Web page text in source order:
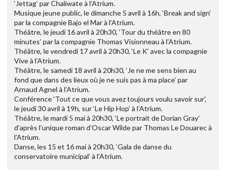
‘Jettag’ par Chaliwate à l’Atrium.
Musique jeune public, le dimanche 5 avril à 16h, ‘Break and sign’
par la compagnie Bajo el Mar à l’Atrium.
Théâtre, le jeudi 16 avril à 20h30, ‘Tour du théâtre en 80
minutes’ par la compagnie Thomas Visionneau à l’Atrium.
Théâtre, le vendredi 17 avril à 20h30, ‘Le K’ avec la compagnie
Vive à l’Atrium.
Théâtre, le samedi 18 avril à 20h30, ‘Je ne me sens bien au
fond que dans des lieux où je ne suis pas à ma place’ par
Arnaud Agnel à l’Atrium.
Conférence ‘Tout ce que vous avez toujours voulu savoir sur’,
le jeudi 30 avril à 19h, sur ‘Le Hip Hop’ à l’Atrium.
Théâtre, le mardi 5 mai à 20h30, ‘Le portrait de Dorian Gray’
d’après l’unique roman d’Oscar Wilde par Thomas Le Douarec à
l’Atrium.
Danse, les 15 et 16 mai à 20h30, ‘Gala de danse du
conservatoire municipal’ à l’Atrium.